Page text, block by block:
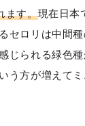
ます。現在日本
セロリは中間
じられる緑色
う方が増えて